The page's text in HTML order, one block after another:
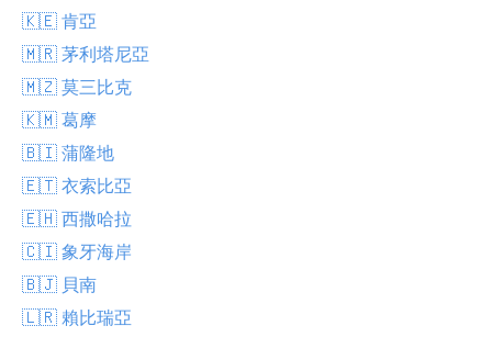
🇰🇪 肯亞
🇲🇷 茅利塔尼亞
🇲🇿 莫三比克
🇰🇲 葛摩
🇧🇮 蒲隆地
🇪🇹 衣索比亞
🇪🇭 西撒哈拉
🇨🇮 象牙海岸
🇧🇯 貝南
🇱🇷 賴比瑞亞